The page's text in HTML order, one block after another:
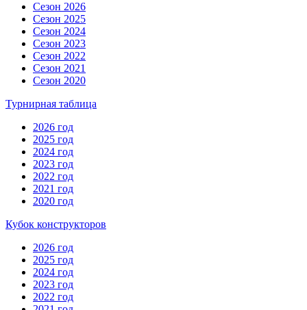
Сезон 2026
Сезон 2025
Сезон 2024
Сезон 2023
Сезон 2022
Сезон 2021
Сезон 2020
Турнирная таблица
2026 год
2025 год
2024 год
2023 год
2022 год
2021 год
2020 год
Кубок конструкторов
2026 год
2025 год
2024 год
2023 год
2022 год